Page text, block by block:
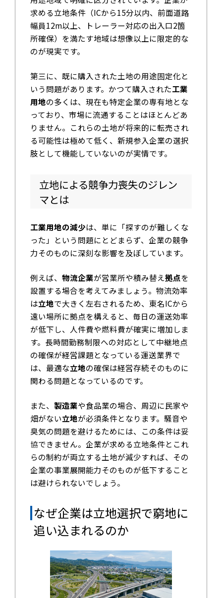
求める立地条件（ICから15分以内、前面道路
幅員12m以上、トレーラー対応の出入口2箇
所確保）を満たす地域は想像以上に限定的な
のが現実です。
第三に、既に購入された土地の用途固定化と
いう問題があります。かつて購入された工業
用地の多くは、現在も特定企業の専有地とな
っており、市場に流通することはほとんどあ
りません。これらの土地が将来的に転売され
る可能性は極めて低く、新規参入企業の選択
肢として機能していないのが実情です。
立地による競争力喪失のジレン
マとは
工業用地の減少は、単に「探すのが難しくな
った」という問題にとどまらず、企業の競争
力そのものに深刻な影響を及ぼしています。
例えば、 物流企業が営業所や積み替え拠点を
設置する場合を考えてみましょう。物流効率
は立地で大きく左右されるため、東名ICから
遠い場所に拠点を構えると、毎日の運送効率
が低下し、人件費や燃料費が確実に増加しま
す。長時間勤務制限への対応として中継地点
の確保が経営課題となっている運送業界で
は、最適な立地の確保は経営存続そのものに
関わる問題となっているのです。
また、 製造業や食品業の場合、周辺に民家や
畑がない立地が必須条件となります。騒音や
臭気の問題を避けるためには、この条件は妥
協できません。企業が求める立地条件とこれ
らの制約が両立する土地が減少すれば、その
企業の事業展開能力そのものが低下すること
は避けられないでしょう。
なぜ企業は立地選択で窮地に
追い込まれるのか